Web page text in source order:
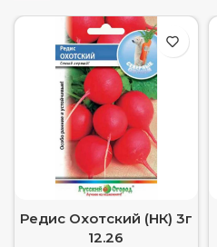
Редис Охотский (НК) 3г
12.26